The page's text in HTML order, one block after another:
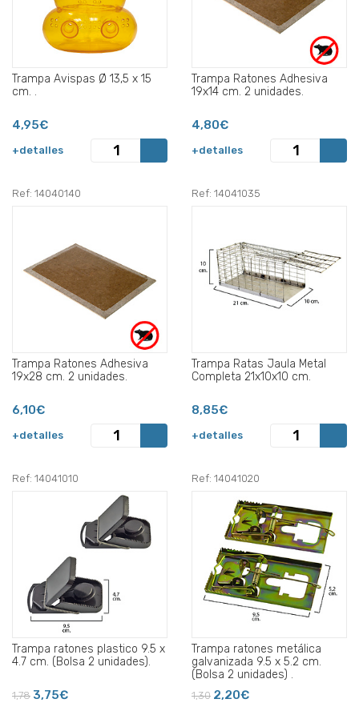
Trampa Avispas Ø 13,5 x 15
cm. .
4,95€
+detalles
Trampa Ratones Adhesiva
19x14 cm. 2 unidades.
4,80€
+detalles
Ref: 14040140
Trampa Ratones Adhesiva
19x28 cm. 2 unidades.
6,10€
+detalles
Ref: 14041035
Trampa Ratas Jaula Metal
Completa 21x10x10 cm.
8,85€
+detalles
Ref: 14041010
Trampa ratones plastico 9.5 x
4.7 cm. (Bolsa 2 unidades).
1,78 3,75€
Ref: 14041020
Trampa ratones metálica
galvanizada 9.5 x 5.2 cm.
(Bolsa 2 unidades) .
1,30 2,20€